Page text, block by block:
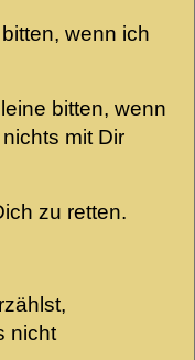
wenn ich
bitten, wenn
mit Dir
zu retten.
nicht